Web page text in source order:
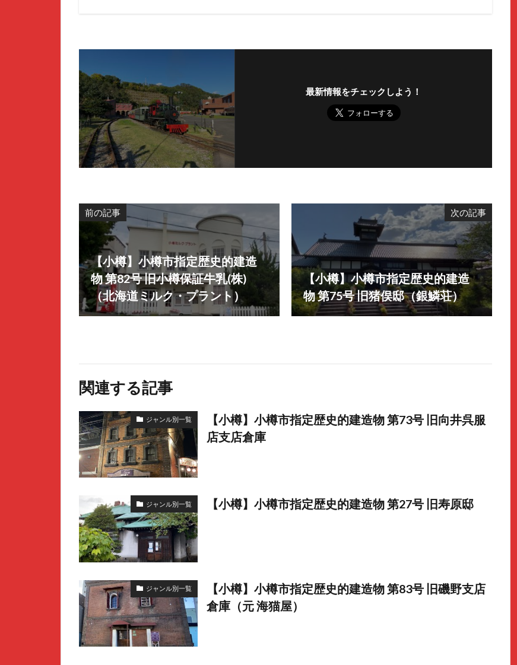
最新情報をチェックしよう！
前の記事
【小樽】小樽市指定歴史的建造
物 第82号 旧小樽保証牛乳(株)
（北海道ミルク・プラント）
次の記事
【小樽】小樽市指定歴史的建造
物 第75号 旧猪俣邸（銀鱗荘）
関連する記事
ジャンル別一覧
【小樽】小樽市指定歴史的建造物 第73号 旧向井呉服
店支店倉庫
ジャンル別一覧 【小樽】小樽市指定歴史的建造物 第27号 旧寿原邸
ジャンル別一覧
【小樽】小樽市指定歴史的建造物 第83号 旧磯野支店
倉庫（元 海猫屋）